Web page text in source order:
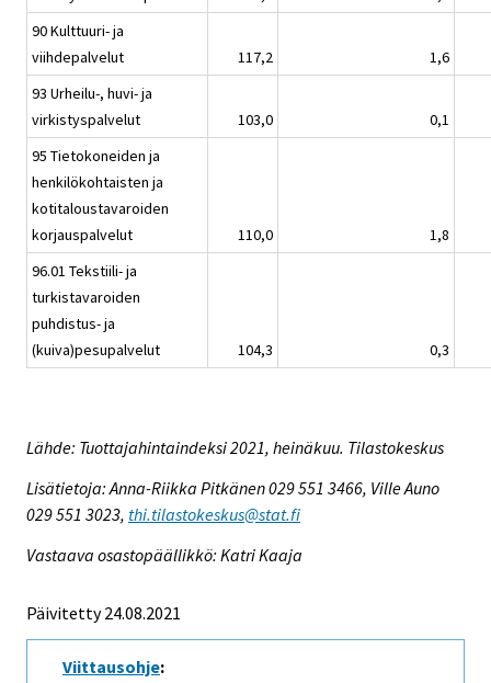
90 Kulttuuri- ja
viihdepalvelut
117,2
1,6
93 Urheilu-, huvi- ja
virkistyspalvelut
103,0
0,1
95 Tietokoneiden ja
henkilökohtaisten ja
kotitaloustavaroiden
korjauspalvelut
110,0
1,8
96.01 Tekstiili- ja
turkistavaroiden
puhdistus- ja
(kuiva)pesupalvelut
104,3 0,3
Lähde: Tuottajahintaindeksi 2021, heinäkuu. Tilastokeskus
Lisätietoja: Anna-Riikka Pitkänen 029 551 3466, Ville Auno
029 551 3023, thi.tilastokeskus@stat.fi
Vastaava osastopäällikkö: Katri Kaaja
Päivitetty 24.08.2021
Viittausohje: